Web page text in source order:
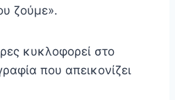
ζούμε».
κυκλοφορεί στο
που απεικονίζει